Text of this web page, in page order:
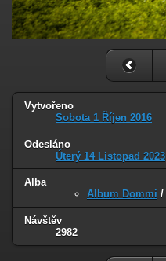
Vytvořeno
Sobota 1 Říjen 2016
Odesláno
Úterý 14 Listopad 2023
Alba
Album Dommi /
Návštěv
2982